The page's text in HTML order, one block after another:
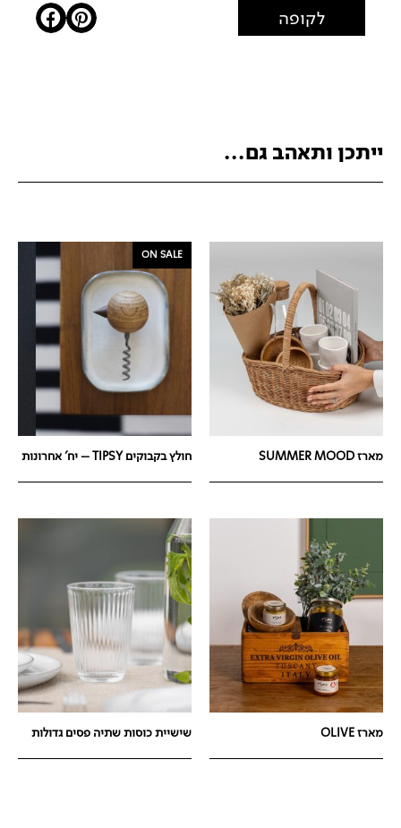
לקופה
ייתכן ותאהב גם...
מארז SUMMER MOOD
ON SALE
חולץ בקבוקים TIPSY – יח' אחרונות
מארז OLIVE שישיית כוסות שתיה פסים גדולות